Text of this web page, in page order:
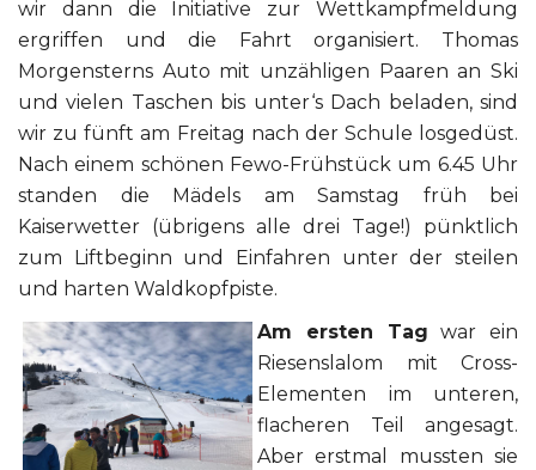
wir dann die Initiative zur Wettkampfmeldung
ergriffen und die Fahrt organisiert. Thomas
Morgensterns Auto mit unzähligen Paaren an Ski
und vielen Taschen bis unter‘s Dach beladen, sind
wir zu fünft am Freitag nach der Schule losgedüst.
Nach einem schönen Fewo-Frühstück um 6.45 Uhr
standen die Mädels am Samstag früh bei
Kaiserwetter (übrigens alle drei Tage!) pünktlich
zum Liftbeginn und Einfahren unter der steilen
und harten Waldkopfpiste.
Am ersten Tag war ein
Riesenslalom mit Cross-
Elementen im unteren,
flacheren Teil angesagt.
Aber erstmal mussten sie